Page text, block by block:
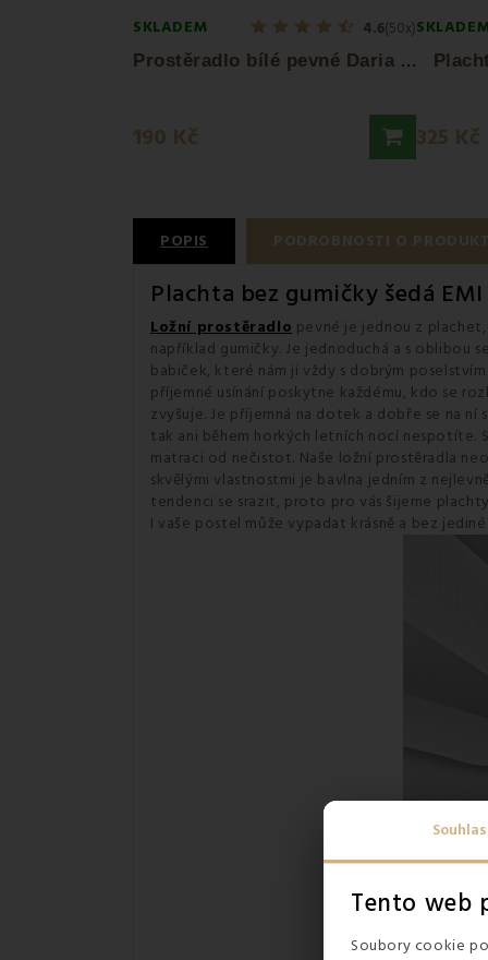
Souhlas
Tento web
Soubory cookie
SKLADEM 4.6(50x)
P
rostěradlo bílé pevné Daria EMI
190 Kč 325 Kč
POPIS PODROBNOSTI O
Plachta bez gumičky šedá
Ložní prostěradlo pevné je jednou z
například gumičky. Je jednoduchá a s oblibou
babiček, které nám ji vždy s dobrým
příjemné usínání poskytne každému, kdo se
zvyšuje. Je příjemná na dotek a dobře se na
tak ani během horkých letních nocí nespotíte.
matraci od nečistot. Naše ložní prostěradla
skvělými vlastnostmi je bavlna jedním z
tendenci se srazit, proto pro vás šijeme
I vaše postel může vypadat krásně a bez